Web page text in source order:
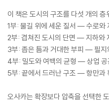
이 책은 도시의 구조를 다섯 개의 층
1부: 물길 위에 세운 질서 — 수로와
2부: 겹쳐진 도시의 단면 — 지하와
3부: 좁은 틈과 거대한 부피 — 필지
4부: 밀도와 여백의 균형 — 상업 공
5부: 끝에서 드러난 구조 — 항만과
오사카는 확장보다 압축을 선택한